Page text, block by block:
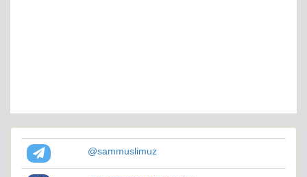
@sammuslimuz